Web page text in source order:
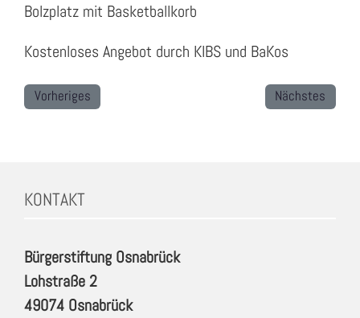
Bolzplatz mit Basketballkorb
Kostenloses Angebot durch KIBS und BaKos
Vorheriges Nächstes
KONTAKT
Bürgerstiftung Osnabrück
Lohstraße 2
49074 Osnabrück